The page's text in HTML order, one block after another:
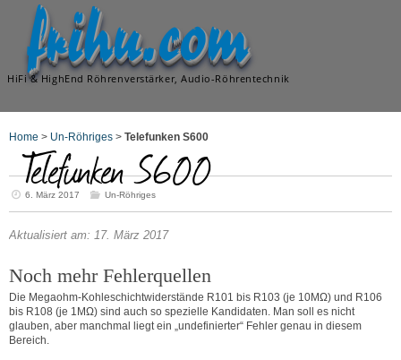
frihu.com
HiFi & HighEnd Röhrenverstärker, Audio-Röhrentechnik
Home > Un-Röhriges > Telefunken S600
Telefunken S600
6. März 2017 Un-Röhriges
Aktualisiert am: 17. März 2017
Noch mehr Fehlerquellen
Die Megaohm-Kohleschichtwiderstände R101 bis R103 (je 10MΩ) und R106
bis R108 (je 1MΩ) sind auch so spezielle Kandidaten. Man soll es nicht
glauben, aber manchmal liegt ein „undefinierter“ Fehler genau in diesem
Bereich.